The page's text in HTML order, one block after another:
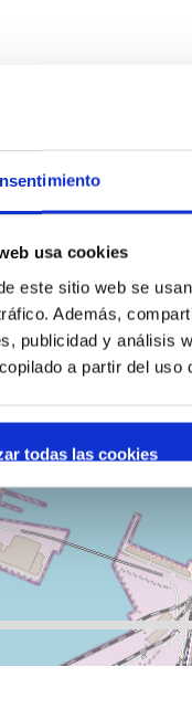
usa cookies
este sitio web se
Además,
publicidad y análisis
a partir del
todas las cookies
0